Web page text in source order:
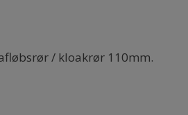
/ kloakrør 110mm.